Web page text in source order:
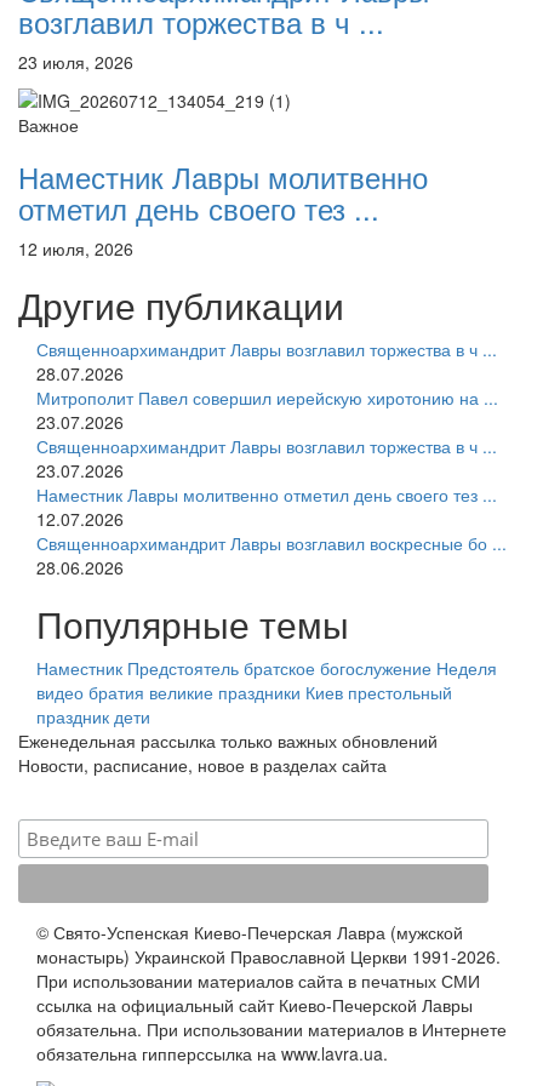
возглавил торжества в ч ...
23 июля, 2026
Важное
Наместник Лавры молитвенно
отметил день своего тез ...
12 июля, 2026
Другие публикации
Священноархимандрит Лавры возглавил торжества в ч ...
28.07.2026
Митрополит Павел совершил иерейскую хиротонию на ...
23.07.2026
Священноархимандрит Лавры возглавил торжества в ч ...
23.07.2026
Наместник Лавры молитвенно отметил день своего тез ...
12.07.2026
Священноархимандрит Лавры возглавил воскресные бо ...
28.06.2026
Популярные темы
Наместник Предстоятель братское богослужение Неделя
видео братия великие праздники Киев престольный
праздник дети
Еженедельная рассылка только важных обновлений
Новости, расписание, новое в разделах сайта
© Свято-Успенская Киево-Печерская Лавра (мужской
монастырь) Украинской Православной Церкви 1991-2026.
При использовании материалов сайта в печатных СМИ
ссылка на официальный сайт Киево-Печерской Лавры
обязательна. При использовании материалов в Интернете
обязательна гипперссылка на www.lavra.ua.